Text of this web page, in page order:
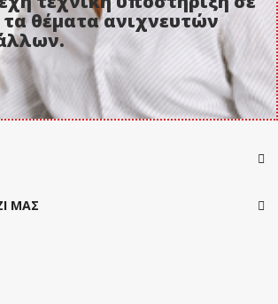
θέματα ανιχνευτών
ΜΑΣ